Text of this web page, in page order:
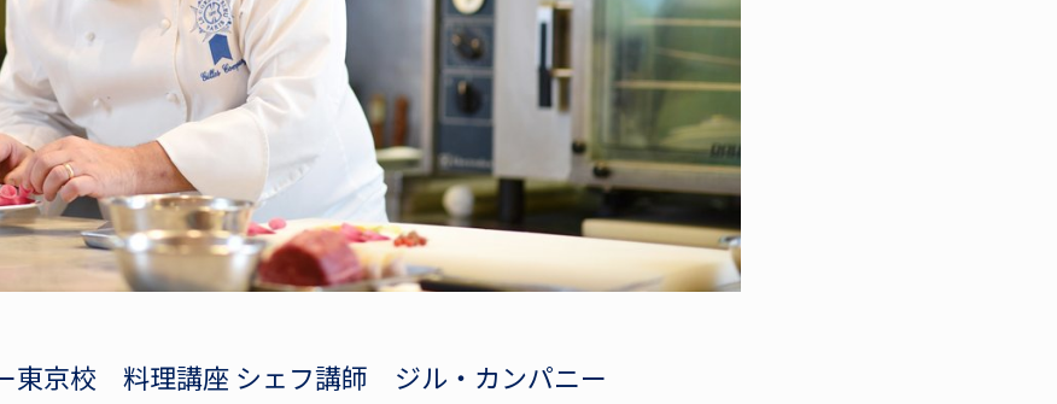
東京校 料理講座 シェフ講師 ジル・カンパニー